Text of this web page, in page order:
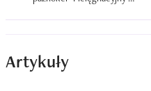
Artykuły